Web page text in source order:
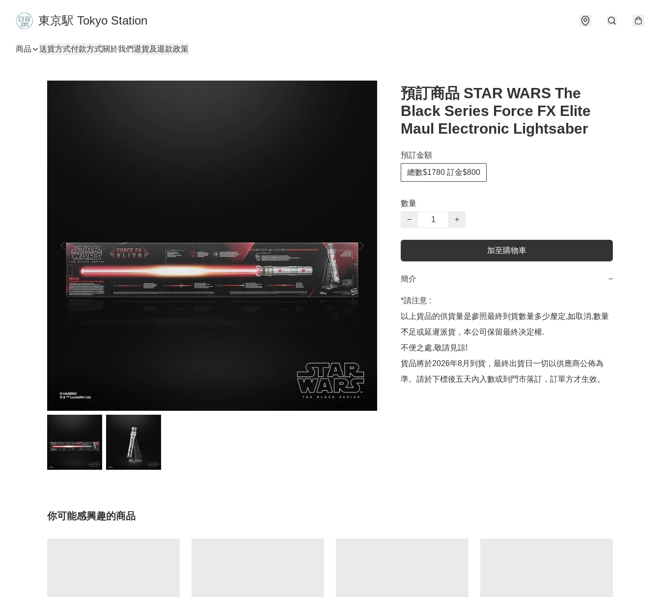
東京駅 Tokyo Station
商品 送貨方式付款方式關於我們退貨及退款政策
預訂商品 STAR WARS The
Black Series Force FX Elite
Maul Electronic Lightsaber
預訂金額
總數$1780 訂金$800
數量
−
+
加至購物車
簡介 −
*請注意 :
以上貨品的供貨量是參照最終到貨數量多少釐定,如取消,數量
𣎴足或延遲派貨，本公司保留最終决定權.
不便之處,敬請見諒!
貨品將於2026年8月到貨，最終出貨日一切以供應商公佈為
準。請於下標後五天內入數或到門市落訂，訂單方才生效。
你可能感興趣的商品